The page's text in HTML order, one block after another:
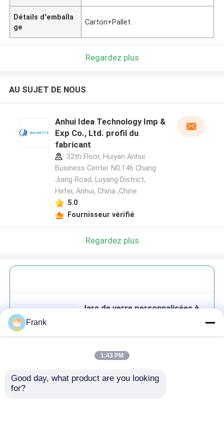
Détails d'emballa
ge
Carton+Pallet
Regardez plus
AU SUJET DE NOUS
Anhui Idea Technology Imp &
Exp Co., Ltd. profil du
fabricant
32th Floor, Huiyan Anhui
Business Center N0.146 Chang
Jiang Road, Luyang District,
Hefei, Anhui, China ,Chine
5.0
Fournisseur vérifié
Regardez plus
Jars de verre personnalisées à
Continuer
Frank
1:43 PM
Good day, what product are you looking
for?